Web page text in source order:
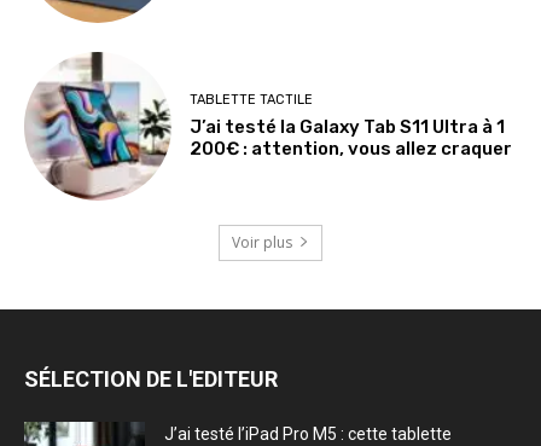
TABLETTE TACTILE
J’ai testé la Galaxy Tab S11 Ultra à 1
200€ : attention, vous allez craquer
Voir plus
SÉLECTION DE L'EDITEUR
J’ai testé l’iPad Pro M5 : cette tablette